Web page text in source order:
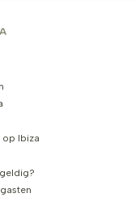
Ibiza